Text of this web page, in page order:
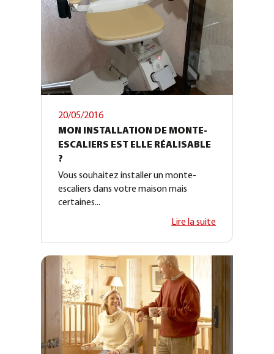
20/05/2016
MON INSTALLATION DE MONTE-
ESCALIERS EST ELLE RÉALISABLE
?
Vous souhaitez installer un monte-
escaliers dans votre maison mais
certaines...
Lire la suite